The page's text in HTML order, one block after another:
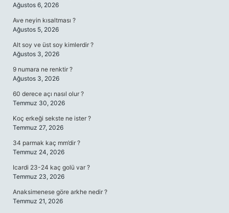
Ağustos 6, 2026
Ave neyin kısaltması ?
Ağustos 5, 2026
Alt soy ve üst soy kimlerdir ?
Ağustos 3, 2026
9 numara ne renktir ?
Ağustos 3, 2026
60 derece açı nasıl olur ?
Temmuz 30, 2026
Koç erkeği sekste ne ister ?
Temmuz 27, 2026
34 parmak kaç mm’dir ?
Temmuz 24, 2026
Icardi 23-24 kaç golü var ?
Temmuz 23, 2026
Anaksimenese göre arkhe nedir ?
Temmuz 21, 2026